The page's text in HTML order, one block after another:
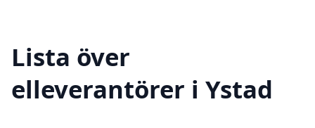
Lista över
elleverantörer i Ystad